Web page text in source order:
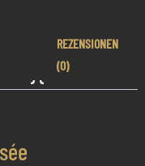
REZENSIONEN
(0)